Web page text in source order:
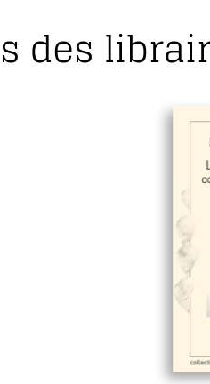
des